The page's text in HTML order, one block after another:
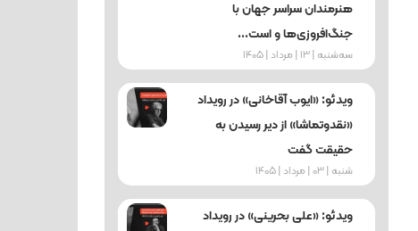
هنرمندان سراسر جهان با
جنگ‌افروزی‌ها و است...
ﺳﻪشنبه | 13 | مرداد | 1405
ویدئو: «ایوب آقاخانی» در رویداد
«نقدوتماشا» از دیر رسیدن به
حقیقت گفت
شنبه | 03 | مرداد | 1405
ویدئو: «علی بحرینی» در رویداد